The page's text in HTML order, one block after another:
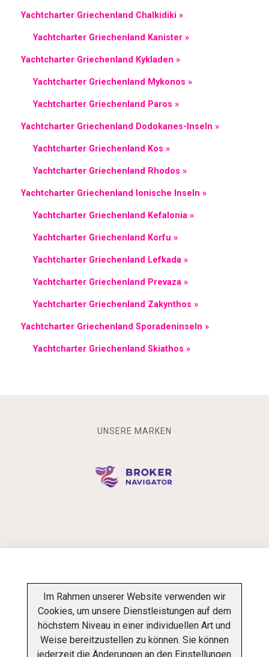
Yachtcharter Griechenland Chalkidiki »
Yachtcharter Griechenland Kanister »
Yachtcharter Griechenland Kykladen »
Yachtcharter Griechenland Mykonos »
Yachtcharter Griechenland Paros »
Yachtcharter Griechenland Dodokanes-Inseln »
Yachtcharter Griechenland Kos »
Yachtcharter Griechenland Rhodos »
Yachtcharter Griechenland Ionische Inseln »
Yachtcharter Griechenland Kefalonia »
Yachtcharter Griechenland Korfu »
Yachtcharter Griechenland Lefkada »
Yachtcharter Griechenland Prevaza »
Yachtcharter Griechenland Zakynthos »
Yachtcharter Griechenland Sporadeninseln »
Yachtcharter Griechenland Skiathos »
UNSERE MARKEN
INFORMATIONSPFLICHT
DATENSCHUTZ-BESTIMMUNGEN ÜBER UNS
KONTAKT
Im Rahmen unserer Website verwenden wir
Cookies, um unsere Dienstleistungen auf dem
höchstem Niveau in einer individuellen Art und
Weise bereitzustellen zu können. Sie können
jederzeit die Änderungen an den Einstellungen